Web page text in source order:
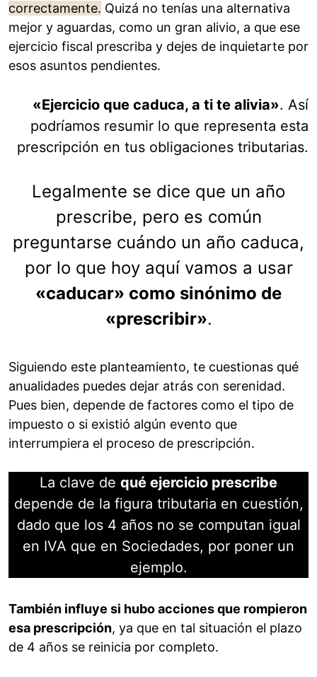
correctamente. Quizá no tenías una alternativa
mejor y aguardas, como un gran alivio, a que ese
ejercicio fiscal prescriba y dejes de inquietarte por
esos asuntos pendientes.
«Ejercicio que caduca, a ti te alivia». Así
podríamos resumir lo que representa esta
prescripción en tus obligaciones tributarias.
Legalmente se dice que un año
prescribe, pero es común
preguntarse cuándo un año caduca,
por lo que hoy aquí vamos a usar
«caducar» como sinónimo de
«prescribir».
Siguiendo este planteamiento, te cuestionas qué
anualidades puedes dejar atrás con serenidad.
Pues bien, depende de factores como el tipo de
impuesto o si existió algún evento que
interrumpiera el proceso de prescripción.
La clave de qué ejercicio prescribe
depende de la figura tributaria en cuestión,
dado que los 4 años no se computan igual
en IVA que en Sociedades, por poner un
ejemplo.
También influye si hubo acciones que rompieron
esa prescripción, ya que en tal situación el plazo
de 4 años se reinicia por completo.